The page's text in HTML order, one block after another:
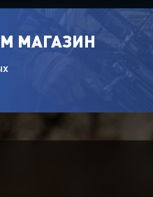
МАГАЗИН